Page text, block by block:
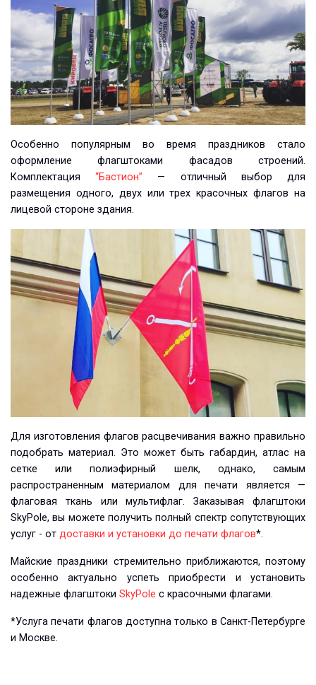
Особенно популярным во время праздников стало
оформление флагштоками фасадов строений.
Комплектация“Бастион” — отличный выбор для
размещения одного, двух или трех красочных флагов на
лицевой стороне здания.
Для изготовления флагов расцвечивания важно правильно
подобрать материал. Это может быть габардин, атлас на
сетке или полиэфирный шелк, однако, самым
распространенным материалом для печати является —
флаговая ткань или мультифлаг. Заказывая флагштоки
SkyPole, вы можете получить полный спектр сопутствующих
услуг - от доставки и установки до печати флагов*.
Майские праздники стремительно приближаются, поэтому
особенно актуально успеть приобрести и установить
надежные флагштоки SkyPole с красочными флагами.
*Услуга печати флагов доступна только в Санкт-Петербурге
и Москве.